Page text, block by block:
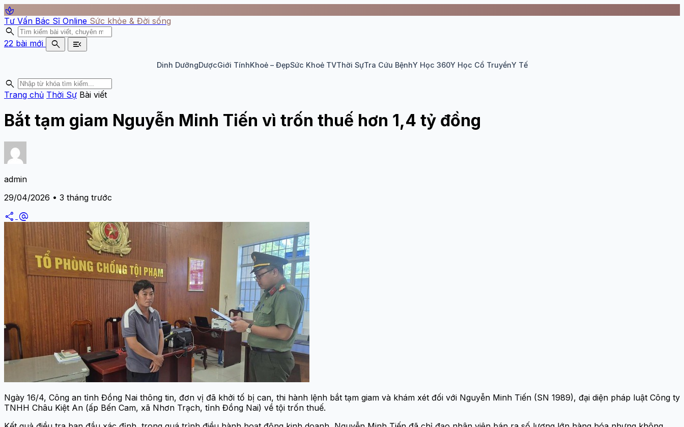
spa
Tư Vấn Bác Sĩ Online Sức khỏe & Đời sống
search
22 bài mới search menu_open
Dinh DưỡngDượcGiới TínhKhoẻ – ĐẹpSức Khoẻ TVThời SựTra Cứu BệnhY Học 360Y Học Cổ TruyềnY Tế
search
Trang chủ Thời Sự Bài viết
Bắt tạm giam Nguyễn Minh Tiến vì trốn thuế hơn 1,4 tỷ đồng
admin
29/04/2026 • 3 tháng trước
share alternate_email
Ngày 16/4, Công an tỉnh Đồng Nai thông tin, đơn vị đã khởi tố bị can, thi hành lệnh bắt tạm giam và khám xét đối với Nguyễn Minh Tiến (SN 1989), đại diện pháp luật Công ty
TNHH Châu Kiệt An (ấp Bến Cam, xã Nhơn Trạch, tỉnh Đồng Nai) về tội trốn thuế.